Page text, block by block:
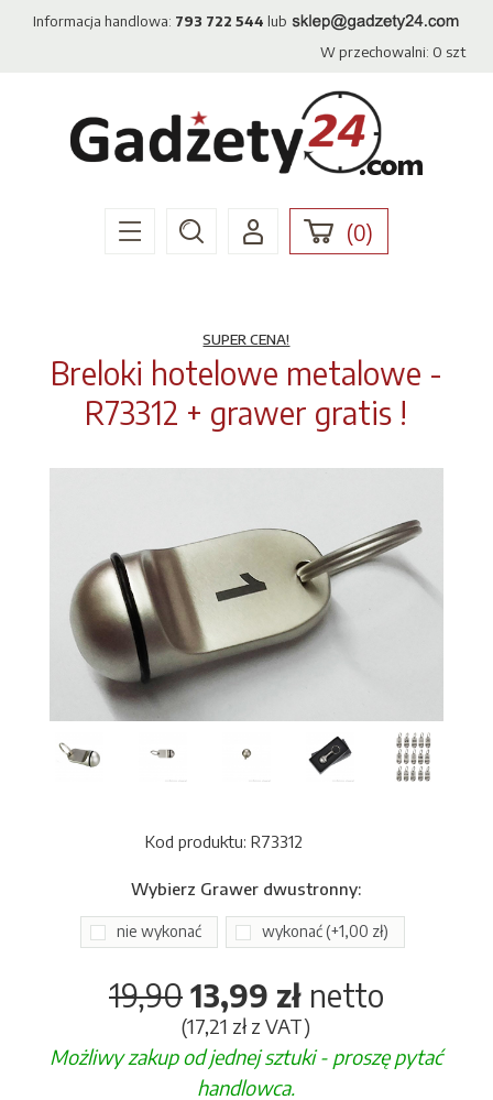
Informacja handlowa: 793 722 544 lub
W przechowalni: 0 szt
(0)
SUPER CENA!
Breloki hotelowe metalowe -
R73312 + grawer gratis !
Kod produktu: R73312
Wybierz Grawer dwustronny:
nie wykonać wykonać (+1,00 zł)
19,90 13,99 zł netto
(17,21 zł z VAT)
Możliwy zakup od jednej sztuki - proszę pytać
handlowca.